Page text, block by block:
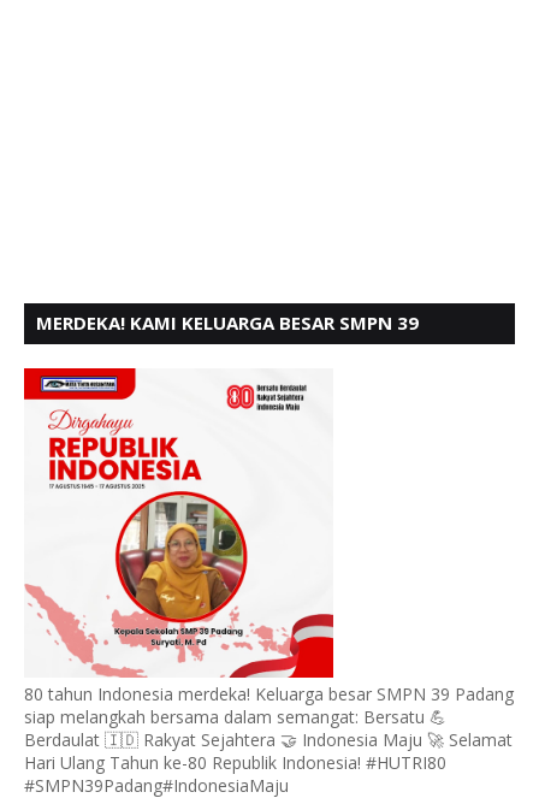
MERDEKA! KAMI KELUARGA BESAR SMPN 39
80 tahun Indonesia merdeka! Keluarga besar SMPN 39 Padang
siap melangkah bersama dalam semangat: Bersatu 💪
Berdaulat 🇮🇩 Rakyat Sejahtera 🤝 Indonesia Maju 🚀 Selamat
Hari Ulang Tahun ke-80 Republik Indonesia! #HUTRI80
#SMPN39Padang#IndonesiaMaju